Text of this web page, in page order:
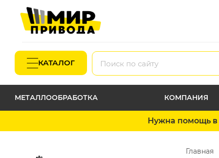
КАТАЛОГ
МЕТАЛЛООБРАБОТКА КОМПАНИЯ
Нужна помощь в
Главная